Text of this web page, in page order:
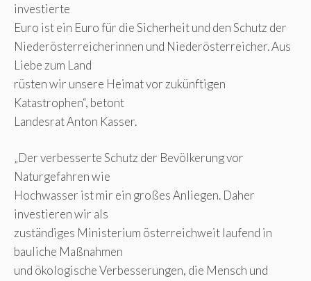
investierte
Euro ist ein Euro für die Sicherheit und den Schutz der
Niederösterreicherinnen und Niederösterreicher. Aus
Liebe zum Land
rüsten wir unsere Heimat vor zukünftigen
Katastrophen“, betont
Landesrat Anton Kasser.
„Der verbesserte Schutz der Bevölkerung vor
Naturgefahren wie
Hochwasser ist mir ein großes Anliegen. Daher
investieren wir als
zuständiges Ministerium österreichweit laufend in
bauliche Maßnahmen
und ökologische Verbesserungen, die Mensch und